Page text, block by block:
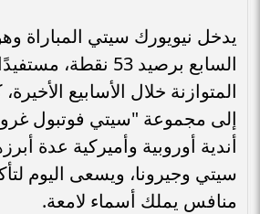
يدخل نيويورك سيتي المباراة
السابع برصيد 53 نقطة،
المتوازنة خلال الأسابيع
إلى مجموعة "سيتي فوتبول
أندية أوروبية وأميركية عدة
سيتي وجيرونا، ويسعى اليوم
منافس يملك أسماء لامعة.